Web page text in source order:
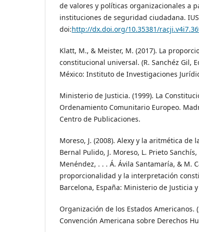
de valores y políticas organizacionales a
instituciones de seguridad ciudadana.
doi:http://dx.doi.org/10.35381/
Klatt, M., & Meister, M. (2017). La
constitucional universal. (R. Sanchéz Gil,
México: Instituto de Investigaciones
Ministerio de Justicia. (1999). La
Ordenamiento Comunitario Europeo.
Centro de Publicaciones.
Moreso, J. (2008). Alexy y la aritmética de
Bernal Pulido, J. Moreso, L. Prieto
Menéndez, . . . Á. Ávila Santamaría, & M.
proporcionalidad y la interpretación
Barcelona, España: Ministerio de Justicia
Organización de los Estados Americanos.
Convención Americana sobre Derechos